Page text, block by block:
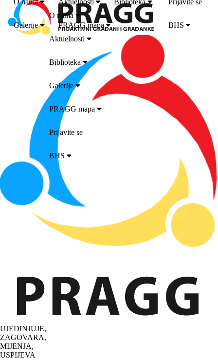
O nama Aktuelnosti Biblioteka
Galerije PRAGG mapa
Prijavite se
BHS
UJEDINJUJE,
ZAGOVARA,
MIJENJA,
USPIJEVA
O nama
Aktuelnosti
Biblioteka
Galerije
PRAGG mapa
Prijavite se
BHS